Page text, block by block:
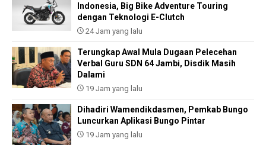
Indonesia, Big Bike Adventure Touring
dengan Teknologi E-Clutch
24 Jam yang lalu
Terungkap Awal Mula Dugaan Pelecehan
Verbal Guru SDN 64 Jambi, Disdik Masih
Dalami
19 Jam yang lalu
Dihadiri Wamendikdasmen, Pemkab Bungo
Luncurkan Aplikasi Bungo Pintar
19 Jam yang lalu